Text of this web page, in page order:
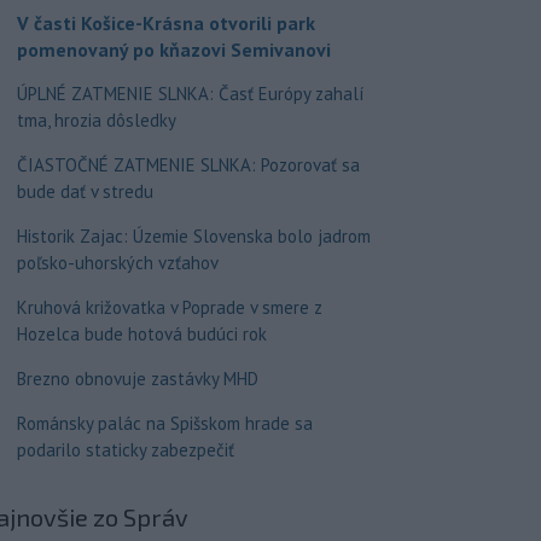
V časti Košice-Krásna otvorili park
pomenovaný po kňazovi Semivanovi
ÚPLNÉ ZATMENIE SLNKA: Časť Európy zahalí
tma, hrozia dôsledky
ČIASTOČNÉ ZATMENIE SLNKA: Pozorovať sa
bude dať v stredu
Historik Zajac: Územie Slovenska bolo jadrom
poľsko-uhorských vzťahov
Kruhová križovatka v Poprade v smere z
Hozelca bude hotová budúci rok
Brezno obnovuje zastávky MHD
Románsky palác na Spišskom hrade sa
podarilo staticky zabezpečiť
zo Správ